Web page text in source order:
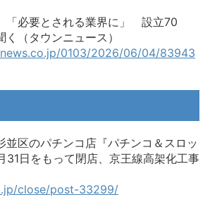
必要とされる業界に」 設立70
（タウンニュース）
0103/2026/06/04/83943
区のパチンコ店『パチンコ＆スロッ
31日をもって閉店、京王線高架化工事
close/post-33299/